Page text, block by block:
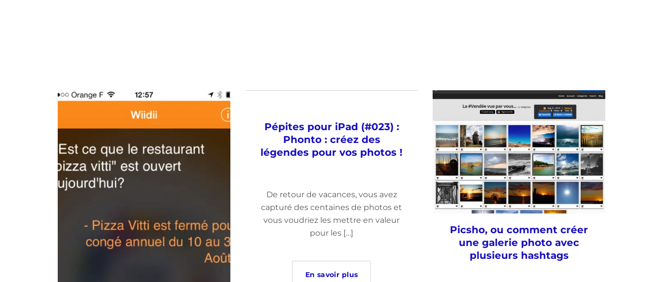
Pépites pour iPad (#023) :
Phonto : créez des
légendes pour vos photos !
De retour de vacances, vous avez
capturé des centaines de photos et
vous voudriez les mettre en valeur
pour les […]
En savoir plus
Picsho, ou comment créer
une galerie photo avec
plusieurs hashtags